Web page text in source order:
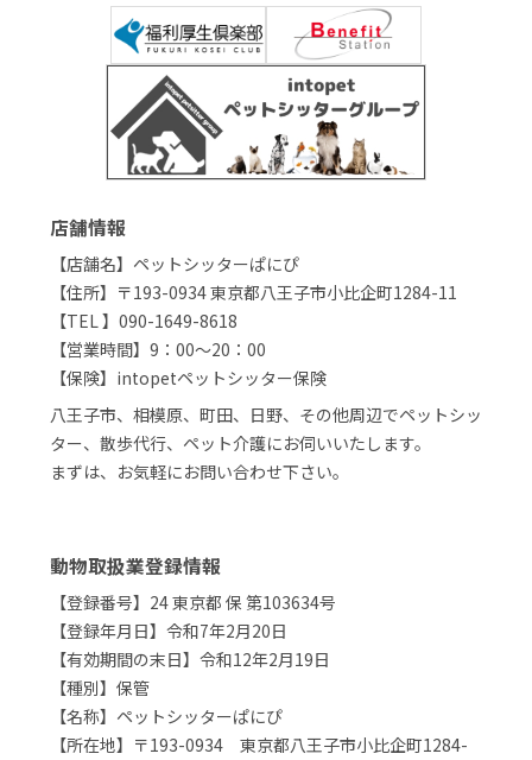
店舗情報
【店舗名】ペットシッターぱにぴ
【住所】〒193-0934 東京都八王子市小比企町1284-11
【TEL 】090-1649-8618
【営業時間】9：00～20：00
【保険】intopetペットシッター保険
八王子市、相模原、町田、日野、その他周辺でペットシッ
ター、散歩代行、ペット介護にお伺いいたします。
まずは、お気軽にお問い合わせ下さい。
動物取扱業登録情報
【登録番号】24 東京都 保 第103634号
【登録年月日】令和7年2月20日
【有効期間の末日】令和12年2月19日
【種別】保管
【名称】ペットシッターぱにぴ
【所在地】〒193-0934 東京都八王子市小比企町1284-